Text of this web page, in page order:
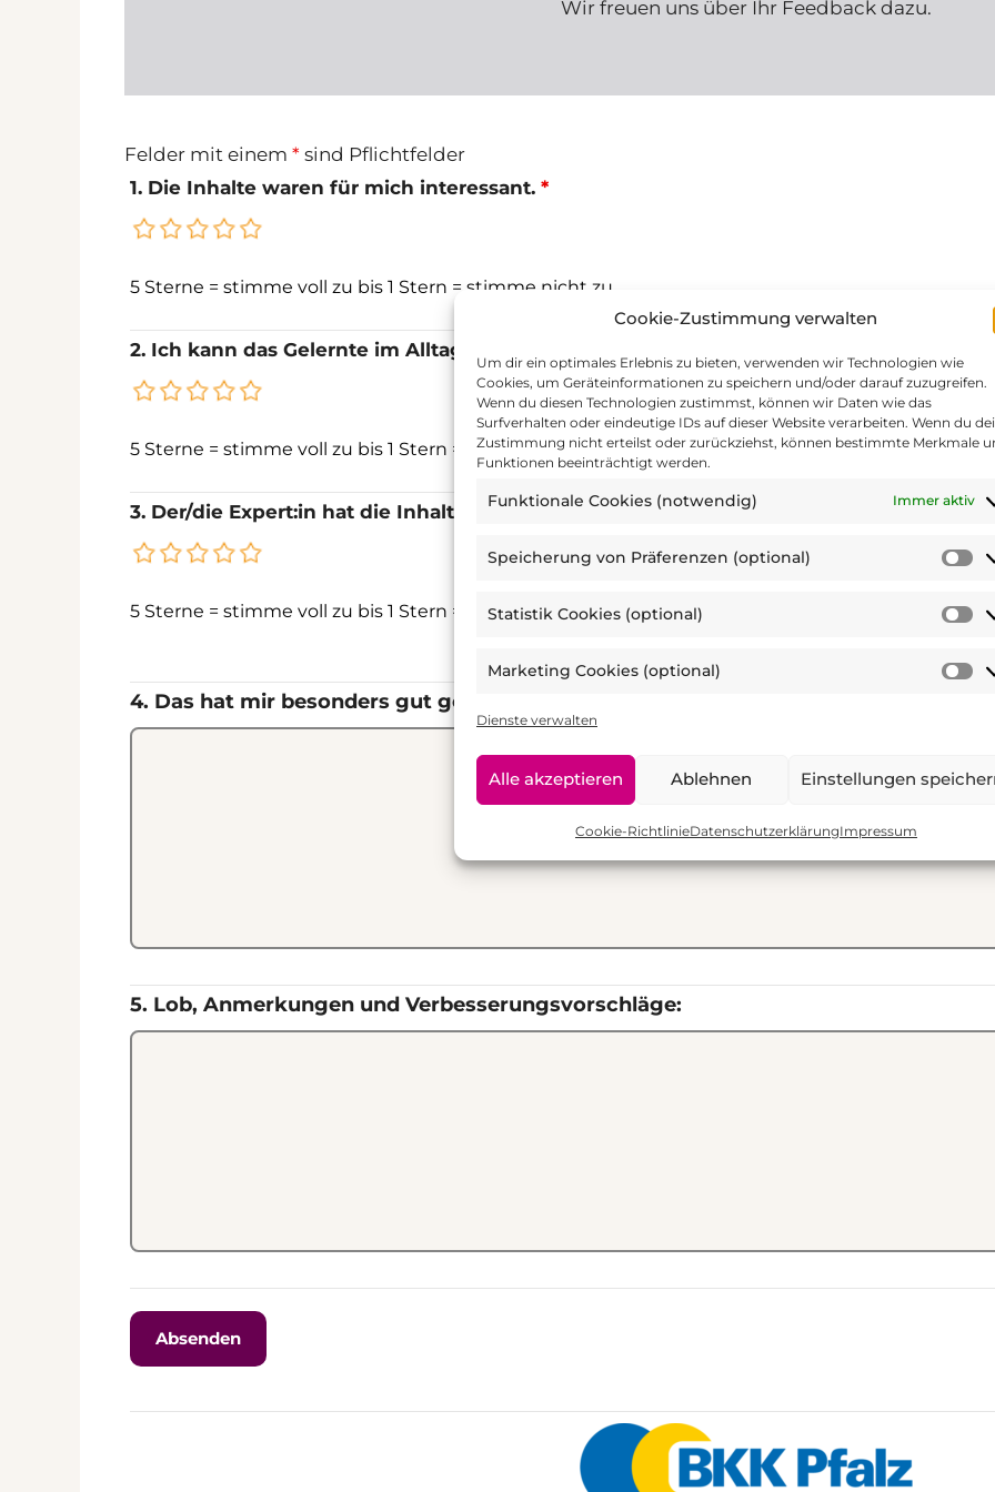
Cookie-Zustimmung verwalten
Um dir ein optimales Erlebnis zu bieten, verwenden wir Technologien wie
Cookies, um Geräteinformationen zu speichern und/oder darauf zuzugreifen.
Wenn du diesen Technologien zustimmst, können wir Daten wie das
Surfverhalten oder eindeutige IDs auf dieser Website verarbeiten. Wenn du
Zustimmung nicht erteilst oder zurückziehst, können bestimmte Merkmale
Funktionen beeinträchtigt werden.
Funktionale Cookies (notwendig) Immer aktiv
Speicherung von Präferenzen (optional)
Statistik Cookies (optional)
Marketing Cookies (optional)
Dienste verwalten
Alle akzeptieren Ablehnen Einstellungen
Cookie-RichtlinieDatenschutzerklärungImpressum
Wir freuen uns über Ihr Feedback dazu.
Felder mit einem * sind Pflichtfelder
1. Die Inhalte waren für mich interessant. *
5 Sterne = stimme voll zu bis 1 Stern = stimme nicht zu
2. Ich kann das Gelernte im Alltag anwenden.
5 Sterne = stimme voll zu bis 1 Stern = stimme nicht zu
3. Der/die Expert:in hat die Inhalte anschaulich und verständlich präsentiert. *
5 Sterne = stimme voll zu bis 1 Stern = stimme nicht zu
4. Das hat mir besonders gut gefallen:
5. Lob, Anmerkungen und Verbesserungsvorschläge: